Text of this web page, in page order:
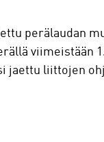
perälaudan
viimeistään
jaettu liittojen